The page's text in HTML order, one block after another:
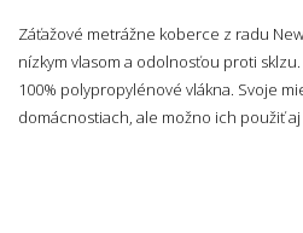
Záťažové metrážne koberce z radu
nízkym vlasom a odolnosťou proti
100% polypropylénové vlákna. Svoje
domácnostiach, ale možno ich použiť aj